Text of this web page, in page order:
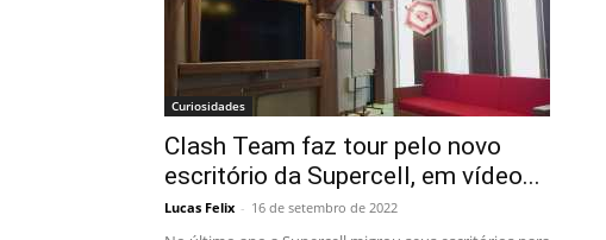
Curiosidades
Clash Team faz tour pelo novo
escritório da Supercell, em vídeo...
Lucas Felix - 16 de setembro de 2022